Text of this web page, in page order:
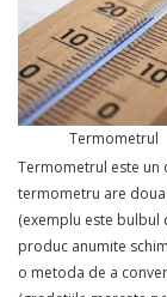
Termometrul
Termometrul este un
termometru are
(exemplu este bulbul
produc anumite
o metoda de a